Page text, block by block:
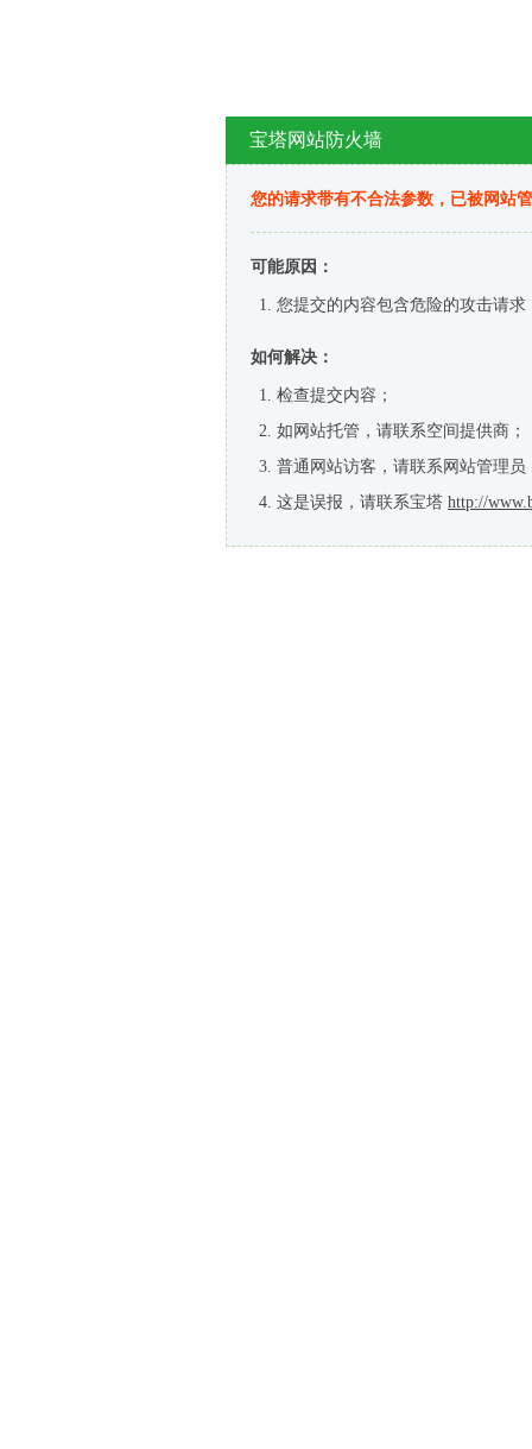
宝塔网站防火墙
您的请求带有不合法参数，已被网站
可能原因：
您提交的内容包含危险的攻击请求
如何解决：
检查提交内容；
如网站托管，请联系空间提供商；
普通网站访客，请联系网站管理员
这是误报，请联系宝塔 http://